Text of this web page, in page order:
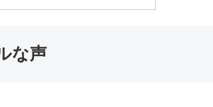
な声